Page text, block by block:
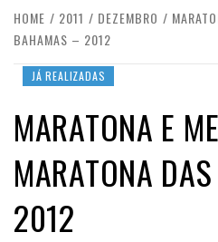
HOME 2011 DEZEMBRO
BAHAMAS – 2012
JÁ REALIZADAS
MARATONA E
MARATONA
2012